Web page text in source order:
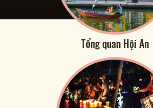
Tổng quan Hội An